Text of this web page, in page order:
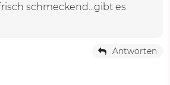
schmeckend...gibt es
Antworten